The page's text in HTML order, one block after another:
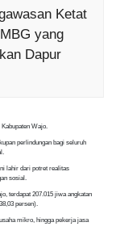
Ketat
yang
Dapur
Wajo.
perlindungan bagi seluruh
lahir dari potret realitas
sosial.
terdapat 207.015 jiwa angkatan
persen).
mikro, hingga pekerja jasa